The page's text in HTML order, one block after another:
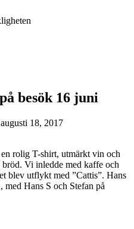
besök 16 juni
augusti 18, 2017
rolig T-shirt, utmärkt vin och
Vi inledde med kaffe och
blev utflykt med ”Cattis”. Hans
Hans S och Stefan på